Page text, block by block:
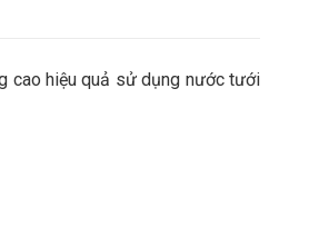
cao hiệu quả sử dụng nước tưới